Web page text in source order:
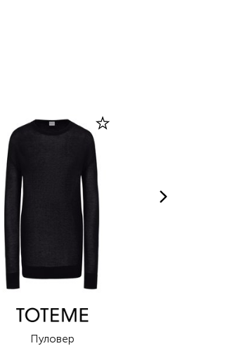
Пуловер